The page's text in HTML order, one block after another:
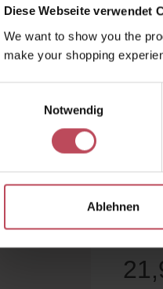
Diese Webseite verwendet
We want to show you the
make your shopping
Notwendig
Ablehnen
VT
15 ml